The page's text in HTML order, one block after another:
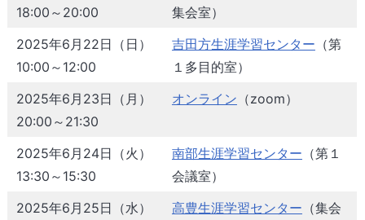
18:00～20:00
集会室）
2025年6月22日（日）
10:00～12:00
吉田方生涯学習センター （第
１多目的室）
2025年6月23日（月）
20:00～21:30
オンライン （zoom）
2025年6月24日（火）
13:30～15:30
南部生涯学習センター （第１
会議室）
2025年6月25日（水）
高豊生涯学習センター （集会